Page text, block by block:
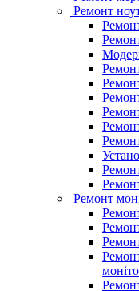
Ремонт
Ремонт